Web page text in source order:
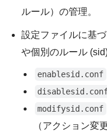
ルール）の管理。
設定ファイルに基
や個別のルール
enablesid.conf
modifysid.conf
（アクション変